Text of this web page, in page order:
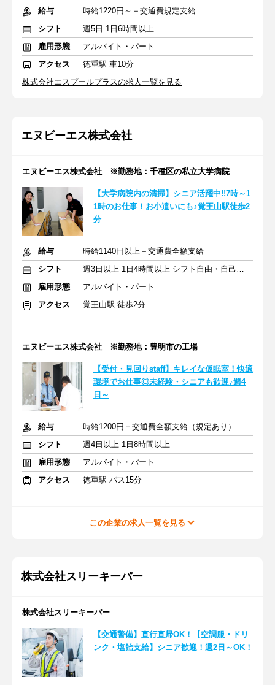
給与
時給1220円～＋交通費規定支給
シフト
週5日 1日6時間以上
雇用形態
アルバイト・パート
アクセス
徳重駅 車10分
株式会社エスプールプラスの求人一覧を見る
エヌビーエス株式会社
エヌビーエス株式会社 ※勤務地：千種区の私立大学病院
【大学病院内の清掃】シニア活躍中!!7時～1
1時のお仕事！お小遣いにも♪覚王山駅徒歩2
分
給与
時給1140円以上＋交通費全額支給
シフト
週3日以上 1日4時間以上 シフト自由・自己申告
雇用形態
アルバイト・パート
アクセス
覚王山駅 徒歩2分
エヌビーエス株式会社 ※勤務地：豊明市の工場
【受付・見回りstaff】キレイな仮眠室！快適
環境でお仕事◎未経験・シニアも歓迎♪週4
日～
給与
時給1200円＋交通費全額支給（規定あり）
シフト
週4日以上 1日8時間以上
雇用形態
アルバイト・パート
アクセス
徳重駅 バス15分
この企業の求人一覧を見る
株式会社スリーキーパー
株式会社スリーキーパー
【交通警備】直行直帰OK！【空調服・ドリ
ンク・塩飴支給】シニア歓迎！週2日～OK！